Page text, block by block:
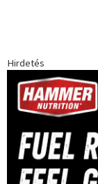
Hirdetés